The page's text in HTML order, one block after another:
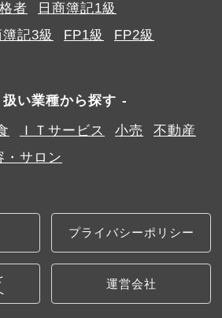
者
日商簿記1級
簿記3級 FP1級 FP2級
扱い業種から探す
ＩＴサービス 小売
不動産
・サロン
プライバシーポリシー
運営会社